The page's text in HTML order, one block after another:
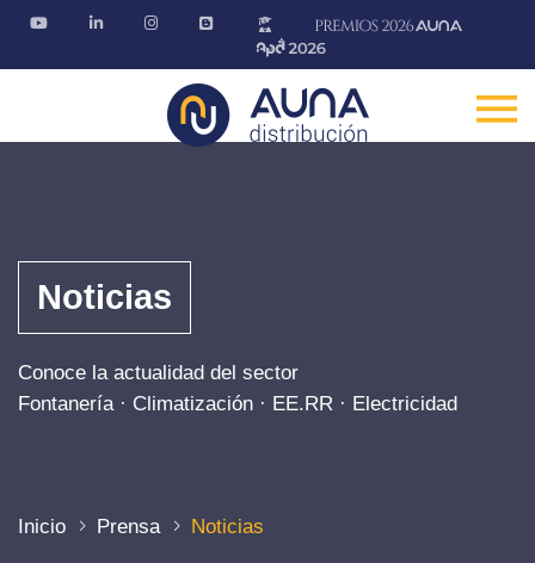
Noticias
Conoce la actualidad del sector
Fontanería · Climatización · EE.RR · Electricidad
Inicio Prensa Noticias